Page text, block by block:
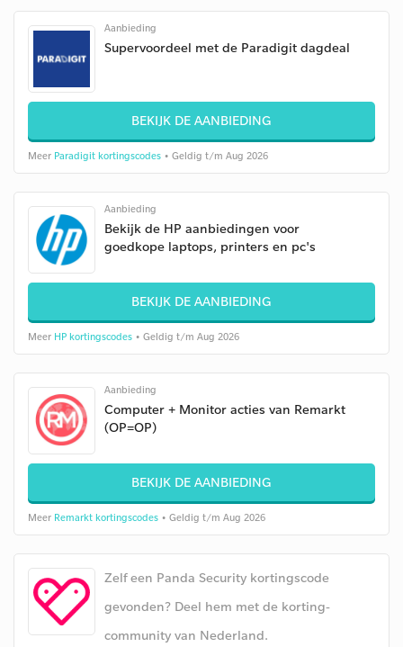
Aanbieding
Supervoordeel met de Paradigit dagdeal
BEKIJK DE AANBIEDING
Meer Paradigit kortingscodes • Geldig t/m Aug 2026
Aanbieding
Bekijk de HP aanbiedingen voor
goedkope laptops, printers en pc's
BEKIJK DE AANBIEDING
Meer HP kortingscodes • Geldig t/m Aug 2026
Aanbieding
Computer + Monitor acties van Remarkt
(OP=OP)
BEKIJK DE AANBIEDING
Meer Remarkt kortingscodes • Geldig t/m Aug 2026
Zelf een Panda Security kortingscode
gevonden? Deel hem met de korting-
community van Nederland.